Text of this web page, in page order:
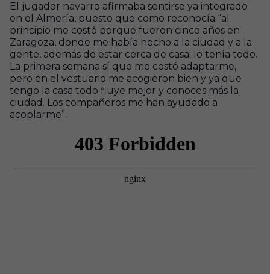
El jugador navarro afirmaba sentirse ya integrado
en el Almería, puesto que como reconocía “al
principio me costó porque fueron cinco años en
Zaragoza, donde me había hecho a la ciudad y a la
gente, además de estar cerca de casa; lo tenía todo.
La primera semana sí que me costó adaptarme,
pero en el vestuario me acogieron bien y ya que
tengo la casa todo fluye mejor y conoces más la
ciudad. Los compañeros me han ayudado a
acoplarme”.